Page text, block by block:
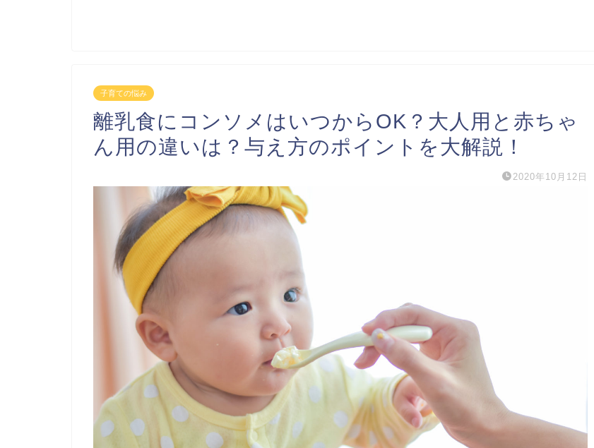
子育ての悩み
離乳食にコンソメはいつからOK？大人用と赤ちゃ
ん用の違いは？与え方のポイントを大解説！
2020年10月12日